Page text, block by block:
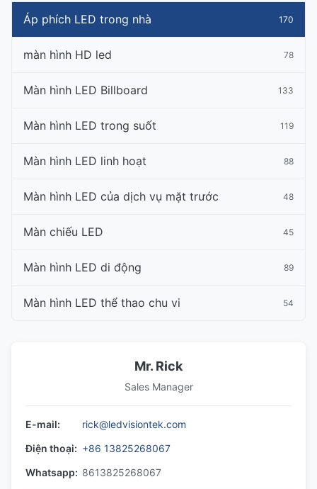
Áp phích LED trong nhà 170
màn hình HD led 78
Màn hình LED Billboard 133
Màn hình LED trong suốt 119
Màn hình LED linh hoạt 88
Màn hình LED của dịch vụ mặt trước 48
Màn chiếu LED 45
Màn hình LED di động 89
Màn hình LED thể thao chu vi 54
Mr. Rick
Sales Manager
E-mail:
rick@ledvisiontek.com
Điện thoại: +86 13825268067
Whatsapp: 8613825268067